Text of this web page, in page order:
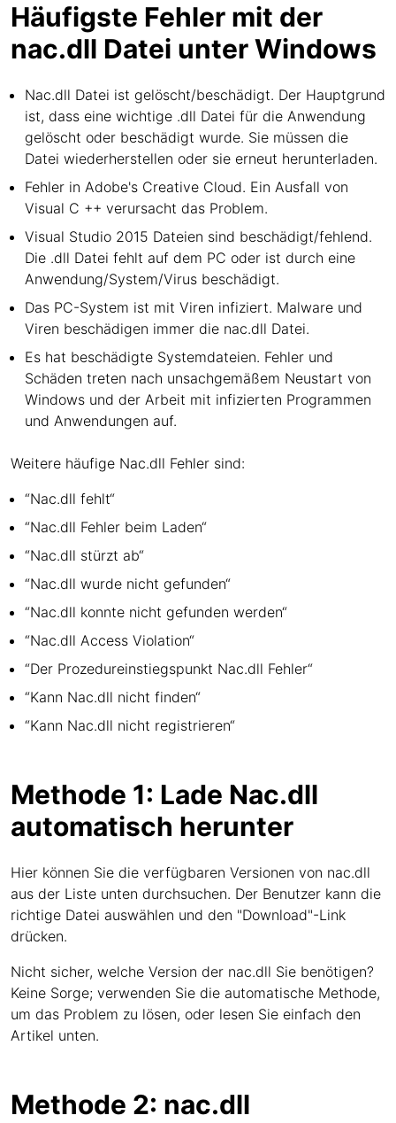
Häufigste Fehler mit der
nac.dll Datei unter Windows
Nac.dll Datei ist gelöscht/beschädigt. Der Hauptgrund
ist, dass eine wichtige .dll Datei für die Anwendung
gelöscht oder beschädigt wurde. Sie müssen die
Datei wiederherstellen oder sie erneut herunterladen.
Fehler in Adobe's Creative Cloud. Ein Ausfall von
Visual C ++ verursacht das Problem.
Visual Studio 2015 Dateien sind beschädigt/fehlend.
Die .dll Datei fehlt auf dem PC oder ist durch eine
Anwendung/System/Virus beschädigt.
Das PC-System ist mit Viren infiziert. Malware und
Viren beschädigen immer die nac.dll Datei.
Es hat beschädigte Systemdateien. Fehler und
Schäden treten nach unsachgemäßem Neustart von
Windows und der Arbeit mit infizierten Programmen
und Anwendungen auf.
Weitere häufige Nac.dll Fehler sind:
“Nac.dll fehlt“
“Nac.dll Fehler beim Laden“
“Nac.dll stürzt ab“
“Nac.dll wurde nicht gefunden“
“Nac.dll konnte nicht gefunden werden“
“Nac.dll Access Violation“
“Der Prozedureinstiegspunkt Nac.dll Fehler“
“Kann Nac.dll nicht finden“
“Kann Nac.dll nicht registrieren“
Methode 1: Lade Nac.dll
automatisch herunter
Hier können Sie die verfügbaren Versionen von nac.dll
aus der Liste unten durchsuchen. Der Benutzer kann die
richtige Datei auswählen und den "Download"-Link
drücken.
Nicht sicher, welche Version der nac.dll Sie benötigen?
Keine Sorge; verwenden Sie die automatische Methode,
um das Problem zu lösen, oder lesen Sie einfach den
Artikel unten.
Methode 2: nac.dll